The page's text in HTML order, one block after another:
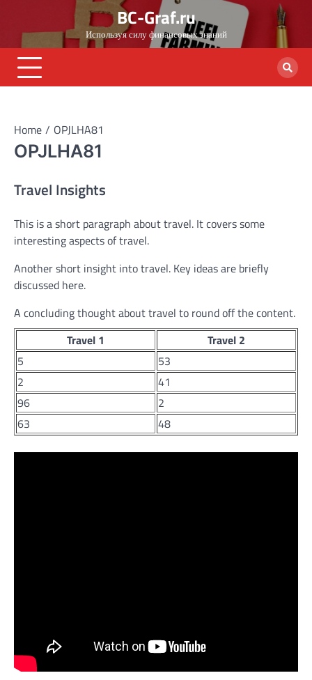
content
BC-Graf.ru
Используя силу финансовых знаний
Home OPJLHA81
OPJLHA81
Travel Insights
This is a short paragraph about travel. It covers some
interesting aspects of travel.
Another short insight into travel. Key ideas are briefly
discussed here.
A concluding thought about travel to round off the content.
Travel 1
Travel 2
5
53
2
41
96
2
63
48